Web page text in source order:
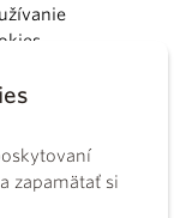
zapamätať si